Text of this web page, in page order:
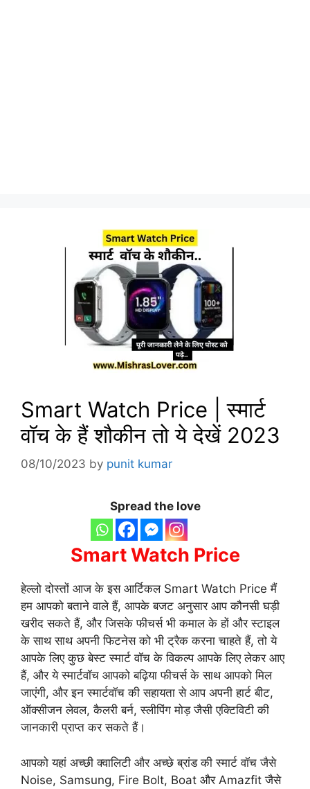
Smart Watch Price | स्मार्ट
वॉच के हैं शौकीन तो ये देखें 2023
08/10/2023 by punit kumar
Spread the love
Smart Watch Price
हेल्लो दोस्तों आज के इस आर्टिकल Smart Watch Price मैं
हम आपको बताने वाले हैं, आपके बजट अनुसार आप कौनसी घड़ी
खरीद सकते हैं, और जिसके फीचर्स भी कमाल के हों और स्टाइल
के साथ साथ अपनी फिटनेस को भी ट्रैक करना चाहते हैं, तो ये
आपके लिए कुछ बेस्ट स्मार्ट वॉच के विकल्प आपके लिए लेकर आए
हैं, और ये स्मार्टवॉच आपको बढ़िया फीचर्स के साथ आपको मिल
जाएंगी, और इन स्मार्टवॉच की सहायता से आप अपनी हार्ट बीट,
ऑक्सीजन लेवल, कैलरी बर्न, स्लीपिंग मोड़ जैसी एक्टिविटी की
जानकारी प्राप्त कर सकते हैं।
आपको यहां अच्छी क्वालिटी और अच्छे ब्रांड की स्मार्ट वॉच जैसे
Noise, Samsung, Fire Bolt, Boat और Amazfit जैसे